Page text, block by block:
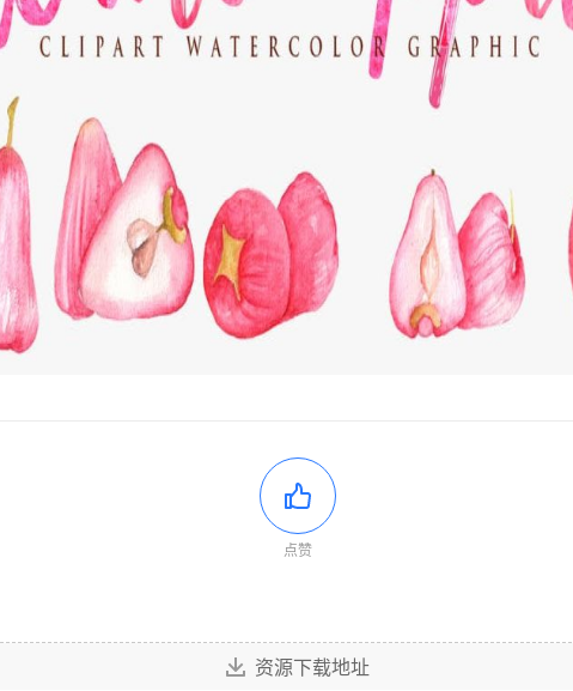
点赞
资源下载地址